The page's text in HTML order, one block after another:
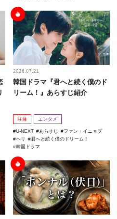
2026.07.21
韓国ドラマ『君へと続く僕のド
リーム！』あらすじ紹介
注目 エンタメ
U-NEXT あらすじ
ファン・イニョプ
ヘリ
君へと続く僕のドリーム！
韓国ドラマ